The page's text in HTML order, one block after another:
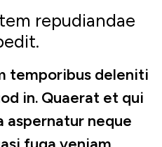
repudiandae
temporibus deleniti
in. Quaerat et qui
aspernatur neque